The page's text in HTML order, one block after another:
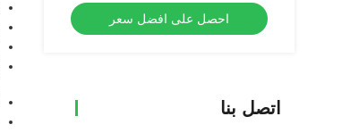
احصل على افضل سعر
اتصل بنا